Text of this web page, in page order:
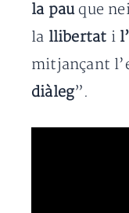
la pauque
la llibertat i
mitjançant
diàleg”.